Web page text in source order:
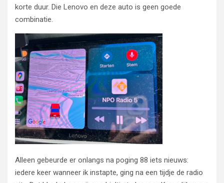
korte duur. Die Lenovo en deze auto is geen goede
combinatie.
Alleen gebeurde er onlangs na poging 88 iets nieuws:
iedere keer wanneer ik instapte, ging na een tijdje de radio